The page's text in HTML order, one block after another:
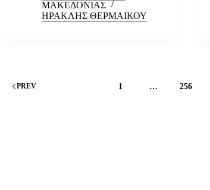
ΜΑΚΕΔΟΝΙΑΣ
ΗΡΑΚΛΗΣ ΘΕΡΜΑΙΚΟΥ
PREV 1 … 256